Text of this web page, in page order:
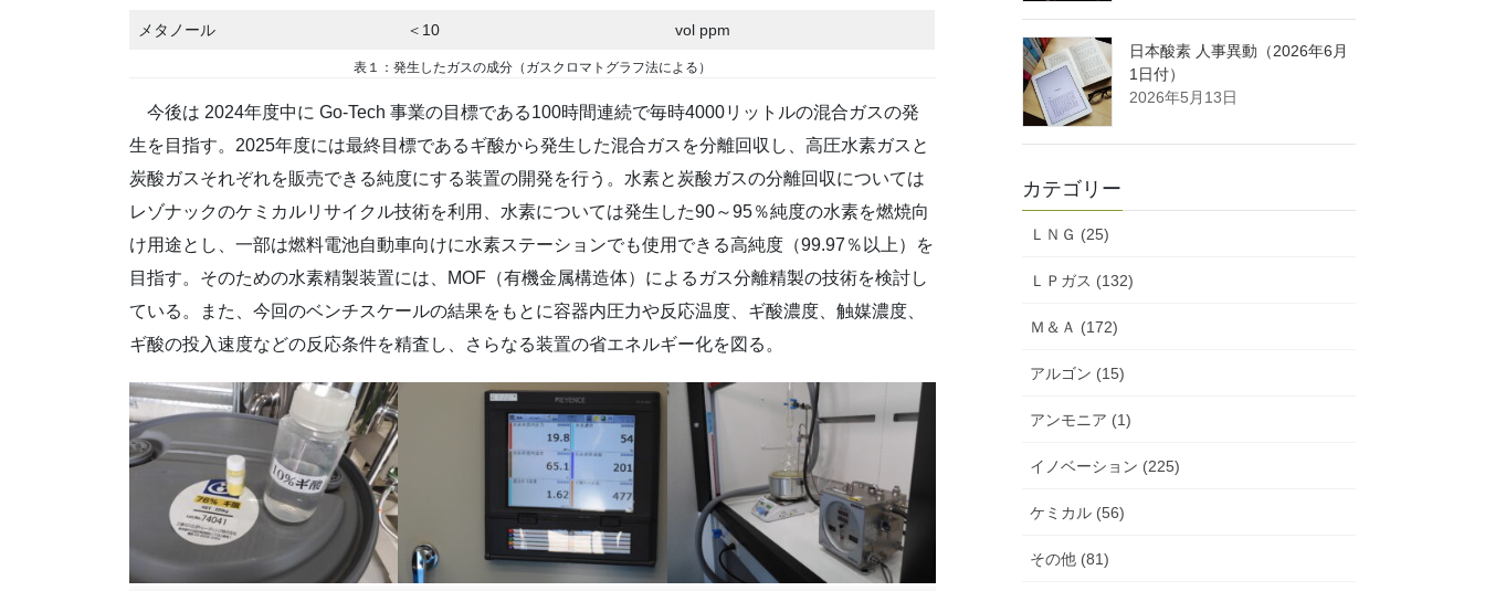
メタノール ＜10 vol ppm
表１：発生したガスの成分（ガスクロマトグラフ法による）
今後は 2024年度中に Go-Tech 事業の目標である100時間連続で毎時4000リットルの混合ガスの発
生を目指す。2025年度には最終目標であるギ酸から発生した混合ガスを分離回収し、高圧水素ガスと
炭酸ガスそれぞれを販売できる純度にする装置の開発を行う。水素と炭酸ガスの分離回収については
レゾナックのケミカルリサイクル技術を利用、水素については発生した90～95％純度の水素を燃焼向
け用途とし、一部は燃料電池自動車向けに水素ステーションでも使用できる高純度（99.97％以上）を
目指す。そのための水素精製装置には、MOF（有機金属構造体）によるガス分離精製の技術を検討し
ている。また、今回のベンチスケールの結果をもとに容器内圧力や反応温度、ギ酸濃度、触媒濃度、
ギ酸の投入速度などの反応条件を精査し、さらなる装置の省エネルギー化を図る。
日本酸素 人事異動（2026年6月
1日付）
2026年5月13日
カテゴリー
ＬＮＧ (25)
ＬＰガス (132)
Ｍ＆Ａ (172)
アルゴン (15)
アンモニア (1)
イノベーション (225)
ケミカル (56)
その他 (81)